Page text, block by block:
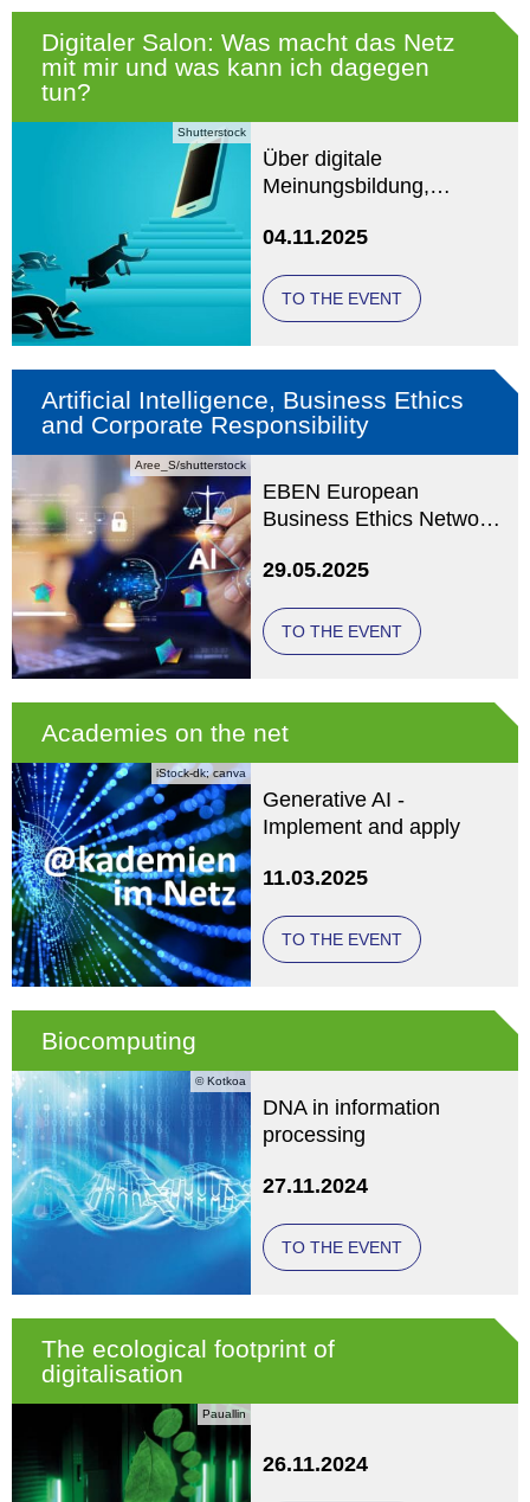
Shutterstock
Digitaler Salon: Was macht das Netz
mit mir und was kann ich dagegen
tun?
Über digitale
Meinungsbildung,
Abhängigkeiten
04.11.2025
TO THE EVENT
Aree_S/shutterstock
Artificial Intelligence, Business Ethics
and Corporate Responsibility
EBEN European
Business Ethics Network
29.05.2025
TO THE EVENT
iStock-dk; canva
Academies on the net
Generative AI -
Implement and apply
11.03.2025
TO THE EVENT
© Kotkoa
Biocomputing
DNA in information
processing
27.11.2024
TO THE EVENT
Pauallin
The ecological footprint of
digitalisation
26.11.2024